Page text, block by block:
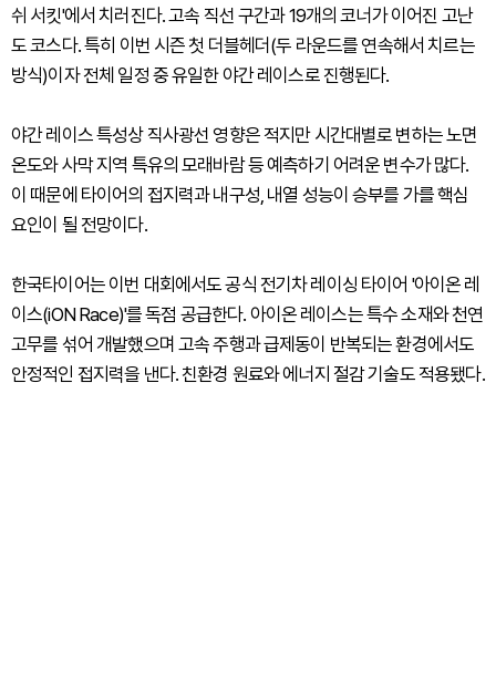
쉬 서킷'에서 치러진다. 고속 직선 구간과 19개의 코너가 이어진 고난
도 코스다. 특히 이번 시즌 첫 더블헤더(두 라운드를 연속해서 치르는
방식)이자 전체 일정 중 유일한 야간 레이스로 진행된다.
야간 레이스 특성상 직사광선 영향은 적지만 시간대별로 변하는 노면
온도와 사막 지역 특유의 모래바람 등 예측하기 어려운 변수가 많다.
이 때문에 타이어의 접지력과 내구성, 내열 성능이 승부를 가를 핵심
요인이 될 전망이다.
한국타이어는 이번 대회에서도 공식 전기차 레이싱 타이어 '아이온 레
이스(iON Race)'를 독점 공급한다. 아이온 레이스는 특수 소재와 천연
고무를 섞어 개발했으며 고속 주행과 급제동이 반복되는 환경에서도
안정적인 접지력을 낸다. 친환경 원료와 에너지 절감 기술도 적용됐다.